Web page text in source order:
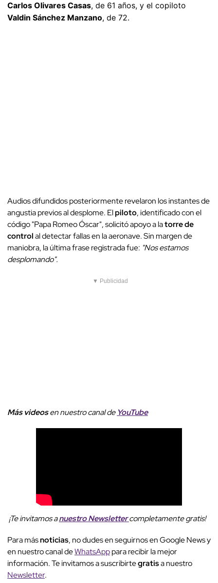
Carlos Olivares Casas, de 61 años, y el copiloto
Valdin Sánchez Manzano, de 72.
Audios difundidos posteriormente revelaron los instantes de
angustia previos al desplome. Elpiloto, identificado con el
código "Papa Romeo Óscar", solicitó apoyo a latorre de
controlal detectar fallas en la aeronave. Sin margen de
maniobra, la última frase registrada fue: "Nos estamos
desplomando".
▼ Publicidad
Más videosen nuestro canal de YouTube
¡Te invitamos anuestro Newslettercompletamente gratis!
Para másnoticias, no dudes en seguirnos en Google News y
en nuestro canal deWhatsApppara recibir la mejor
información. Te invitamos a suscribirtegratisa nuestro
Newsletter.